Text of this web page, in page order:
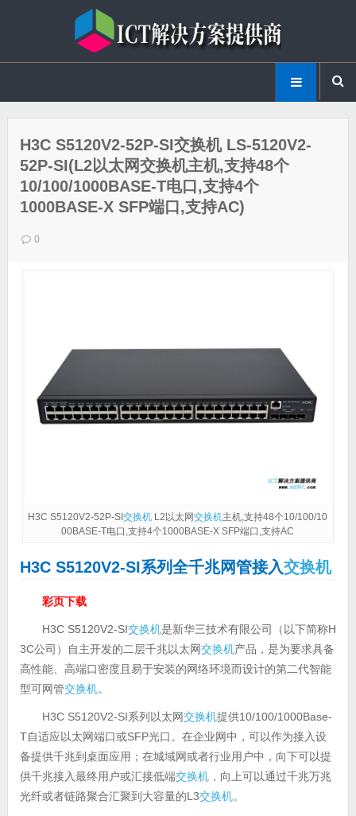
H3C S5120V2-52P-SI交换机 LS-5120V2-
52P-SI(L2以太网交换机主机,支持48个
10/100/1000BASE-T电口,支持4个
1000BASE-X SFP端口,支持AC)
0
H3C S5120V2-52P-SI交换机 L2以太网交换机主机,支持48个10/100/10
00BASE-T电口,支持4个1000BASE-X SFP端口,支持AC
H3C S5120V2-SI系列全千兆网管接入交换机
彩页下载
H3C S5120V2-SI交换机是新华三技术有限公司（以下简称H
3C公司）自主开发的二层千兆以太网交换机产品，是为要求具备
高性能、高端口密度且易于安装的网络环境而设计的第二代智能
型可网管交换机。
H3C S5120V2-SI系列以太网交换机提供10/100/1000Base-
T自适应以太网端口或SFP光口。在企业网中，可以作为接入设
备提供千兆到桌面应用；在城域网或者行业用户中，向下可以提
供千兆接入最终用户或汇接低端交换机，向上可以通过千兆万兆
光纤或者链路聚合汇聚到大容量的L3交换机。